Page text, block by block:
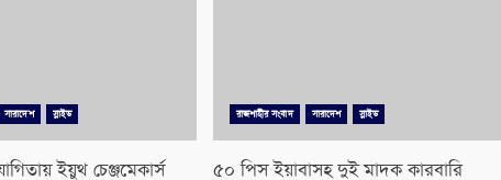
সারাদেশ স্লাইড
ইয়ুথ চেঞ্জমেকার্স
রাজশাহীর সংবাদ সারাদেশ স্লাইড
৫০ পিস ইয়াবাসহ দুই মাদক কারবারি